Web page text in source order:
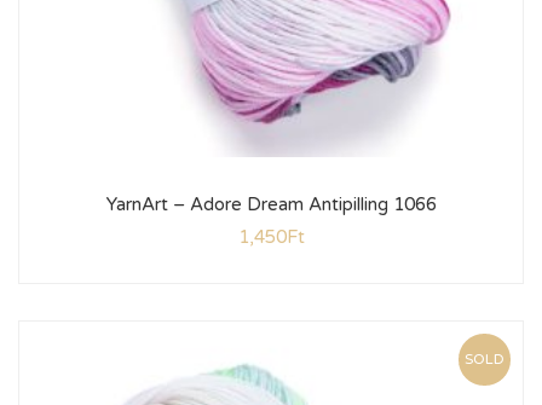
YarnArt – Adore Dream Antipilling 1066
1,450Ft
SOLD